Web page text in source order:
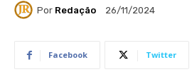
Por Redação 26/11/2024
Facebook Twitter